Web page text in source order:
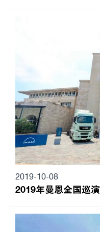
2019-10-08
2019年曼恩全国巡演